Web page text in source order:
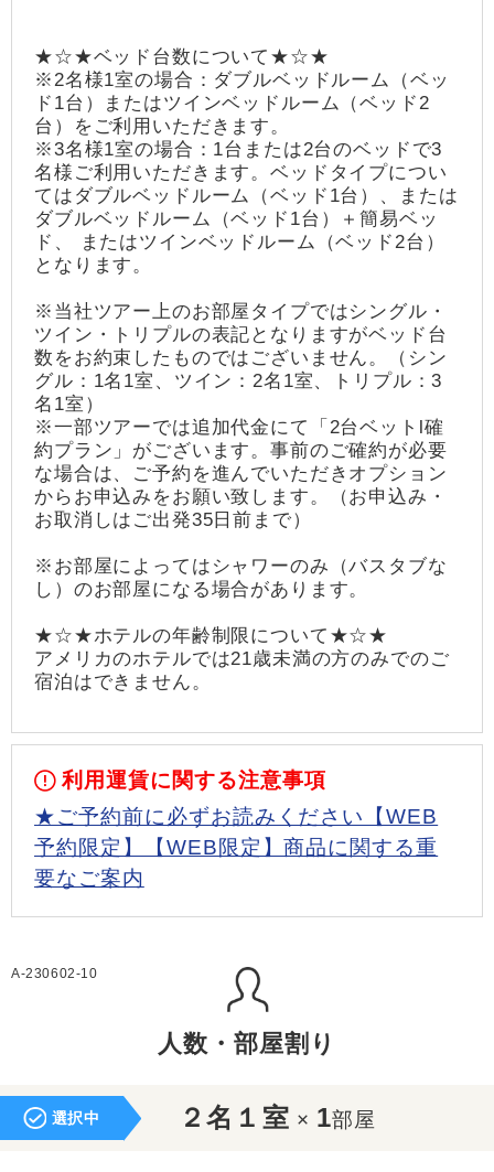
★☆★ベッド台数について★☆★
※2名様1室の場合：ダブルベッドルーム（ベッ
ド1台）またはツインベッドルーム（ベッド2
台）をご利用いただきます。
※3名様1室の場合：1台または2台のベッドで3
名様ご利用いただきます。ベッドタイプについ
てはダブルベッドルーム（ベッド1台）、または
ダブルベッドルーム（ベッド1台）＋簡易ベッ
ド、 またはツインベッドルーム（ベッド2台）
となります。
※当社ツアー上のお部屋タイプではシングル・
ツイン・トリプルの表記となりますがベッド台
数をお約束したものではございません。（シン
グル：1名1室、ツイン：2名1室、トリプル：3
名1室）
※一部ツアーでは追加代金にて「2台ベットl確
約プラン」がございます。事前のご確約が必要
な場合は、ご予約を進んでいただきオプション
からお申込みをお願い致します。（お申込み・
お取消しはご出発35日前まで）
※お部屋によってはシャワーのみ（バスタブな
し）のお部屋になる場合があります。
★☆★ホテルの年齢制限について★☆★
アメリカのホテルでは21歳未満の方のみでのご
宿泊はできません。
利用運賃に関する注意事項
★ご予約前に必ずお読みください【WEB
予約限定】【WEB限定】商品に関する重
要なご案内
A-230602-10
人数・部屋割り
選択中 ２名１室 × 1部屋